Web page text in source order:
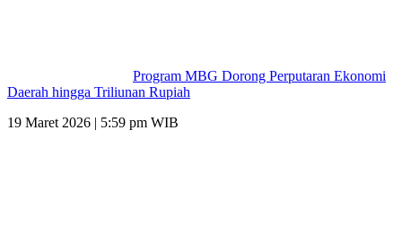
Program MBG Dorong Perputaran Ekonomi
Daerah hingga Triliunan Rupiah
19 Maret 2026 | 5:59 pm WIB